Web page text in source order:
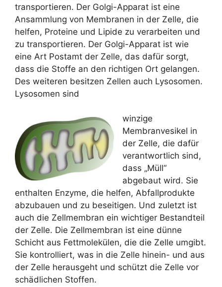
transportieren. Der Golgi-Apparat ist eine
Ansammlung von Membranen in der Zelle, die
helfen, Proteine und Lipide zu verarbeiten und
zu transportieren. Der Golgi-Apparat ist wie
eine Art Postamt der Zelle, das dafür sorgt,
dass die Stoffe an den richtigen Ort gelangen.
Des weiteren besitzen Zellen auch Lysosomen.
Lysosomen sind
winzige
Membranvesikel in
der Zelle, die dafür
verantwortlich sind,
dass „Müll“
abgebaut wird. Sie
enthalten Enzyme, die helfen, Abfallprodukte
abzubauen und zu beseitigen. Und zuletzt ist
auch die Zellmembran ein wichtiger Bestandteil
der Zelle. Die Zellmembran ist eine dünne
Schicht aus Fettmolekülen, die die Zelle umgibt.
Sie kontrolliert, was in die Zelle hinein- und aus
der Zelle herausgeht und schützt die Zelle vor
schädlichen Stoffen.